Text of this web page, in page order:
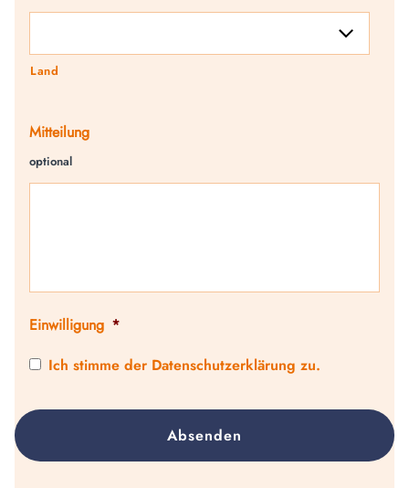
Land
Mitteilung
optional
Einwilligung *
Ich stimme der Datenschutzerklärung zu.